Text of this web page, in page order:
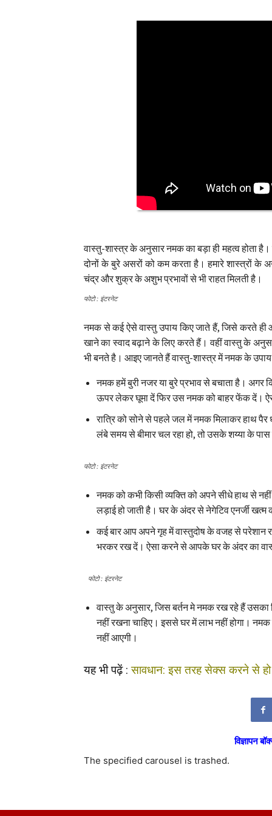
वास्तु-शास्त्र के अनुसार नमक का बड़ा ही महत्व होता
दोनों के बुरे असरों को कम करता है। हमारे शास्त्रों के
चंद्र और शुक्र के अशुभ प्रभावों से भी राहत मिलती है।
फोटो : इंटरनेट
नमक से कई ऐसे वास्तु उपाय किए जाते हैं, जिसे करते ही
खाने का स्वाद बढ़ाने के लिए करते हैं। वहीं वास्तु के
भी बनते है। आइए जानते हैं वास्तु-शास्त्र में नमक के उपाय
नमक हमें बुरी नजर या बुरे प्रभाव से बचाता है।
ऊपर लेकर घूमा दें फिर उस नमक को बाहर फेंक दें।
रात्रि को सोने से पहले जल में नमक मिलाकर हाथ
लंबे समय से बीमार चल रहा हो, तो उसके शय्या के
फोटो : इंटरनेट
नमक को कभी किसी व्यक्ति को अपने सीधे हाथ से
लड़ाई हो जाती है। घर के अंदर से नेगेटिव एनर्जी
कई बार आप अपने गृह में वास्तुदोष के वजह से परेशान
भरकर रख दें। ऐसा करने से आपके घर के अंदर का
फोटो : इंटरनेट
वास्तु के अनुसार, जिस बर्तन मे नमक रख रहे हैं
नहीं रखना चाहिए। इससे घर में लाभ नहीं होगा।
नहीं आएगी।
यह भी पढ़ें :सावधान: इस तरह सेक्स करने से
विज्ञापन
The specified carousel is trashed.